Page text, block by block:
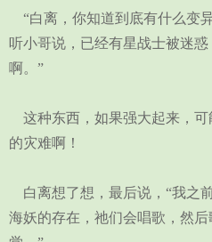
“白离，你知道到底有什么变
听小哥说，已经有星战士被迷
啊。”
这种东西，如果强大起来，可
的灾难啊！
白离想了想，最后说，“我之
海妖的存在，祂们会唱歌，然